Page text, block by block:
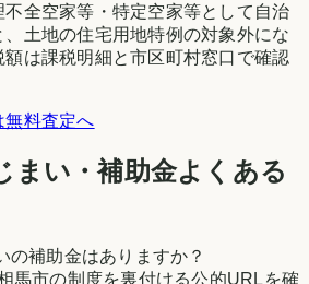
全空家等・特定空家等として自治
土地の住宅用地特例の対象外にな
額は課税明細と市区町村窓口で確認
無料査定へ
まい・補助金よくある
の補助金はありますか？
馬市の制度を裏付ける公的URLを確